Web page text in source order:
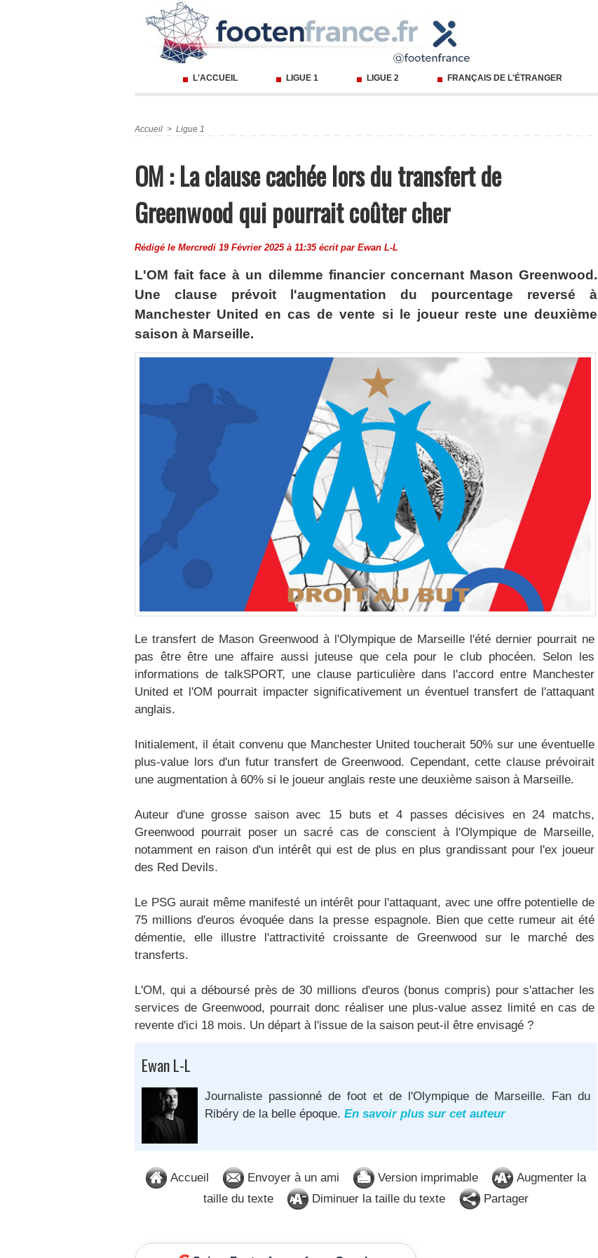
L'ACCUEIL LIGUE 1 LIGUE 2 FRANÇAIS DE L'ÉTRANGER
Accueil > Ligue 1
OM : La clause cachée lors du transfert de
Greenwood qui pourrait coûter cher
Rédigé le Mercredi 19 Février 2025 à 11:35 écrit par Ewan L-L
L'OM fait face à un dilemme financier concernant Mason Greenwood.
Une clause prévoit l'augmentation du pourcentage reversé à
Manchester United en cas de vente si le joueur reste une deuxième
saison à Marseille.
Le transfert de Mason Greenwood à l'Olympique de Marseille l'été dernier pourrait ne
pas être être une affaire aussi juteuse que cela pour le club phocéen. Selon les
informations de talkSPORT, une clause particulière dans l'accord entre Manchester
United et l'OM pourrait impacter significativement un éventuel transfert de l'attaquant
anglais.
Initialement, il était convenu que Manchester United toucherait 50% sur une éventuelle
plus-value lors d'un futur transfert de Greenwood. Cependant, cette clause prévoirait
une augmentation à 60% si le joueur anglais reste une deuxième saison à Marseille.
Auteur d'une grosse saison avec 15 buts et 4 passes décisives en 24 matchs,
Greenwood pourrait poser un sacré cas de conscient à l'Olympique de Marseille,
notamment en raison d'un intérêt qui est de plus en plus grandissant pour l'ex joueur
des Red Devils.
Le PSG aurait même manifesté un intérêt pour l'attaquant, avec une offre potentielle de
75 millions d'euros évoquée dans la presse espagnole. Bien que cette rumeur ait été
démentie, elle illustre l'attractivité croissante de Greenwood sur le marché des
transferts.
L'OM, qui a déboursé près de 30 millions d'euros (bonus compris) pour s'attacher les
services de Greenwood, pourrait donc réaliser une plus-value assez limité en cas de
revente d'ici 18 mois. Un départ à l'issue de la saison peut-il être envisagé ?
Ewan L-L
Journaliste passionné de foot et de l'Olympique de Marseille. Fan du
Ribéry de la belle époque. En savoir plus sur cet auteur
Accueil Envoyer à un ami Version imprimable
Augmenter la
taille du texte
Diminuer la taille du texte Partager